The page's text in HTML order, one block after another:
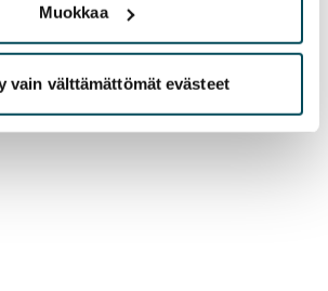
Muokkaa
vain välttämättömät evästeet